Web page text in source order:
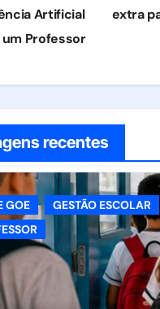
Artificial
Professor
extra
recentes
GOE GESTÃO ESCOLAR